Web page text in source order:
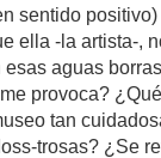
sentido
ella -la artista-,
esas aguas
provoca?
tan
trosas? ¿Se